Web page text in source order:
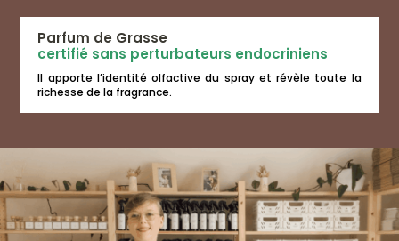
Parfum de Grasse
certifié sans perturbateurs endocriniens
Il apporte l’identité olfactive du spray et révèle toute la
richesse de la fragrance.